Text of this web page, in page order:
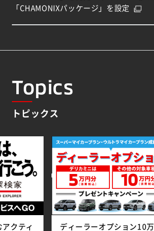
「CHAMONIXパッケージ」を設定
Topics
トピックス
クティ
ディーラーオプション10万